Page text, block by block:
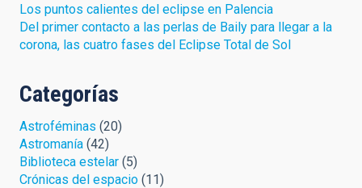
Los puntos calientes del eclipse en Palencia
Del primer contacto a las perlas de Baily para llegar a la
corona, las cuatro fases del Eclipse Total de Sol
Categorías
Astroféminas (20)
Astromanía (42)
Biblioteca estelar (5)
Crónicas del espacio (11)